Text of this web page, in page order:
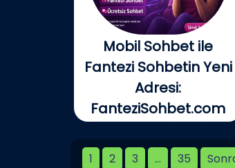
Mobil Sohbet ile
Fantezi Sohbetin Yeni
Adresi:
FanteziSohbet.com
Açık konuşayım, artık çoğu
kişi...
1
2 3 … 35